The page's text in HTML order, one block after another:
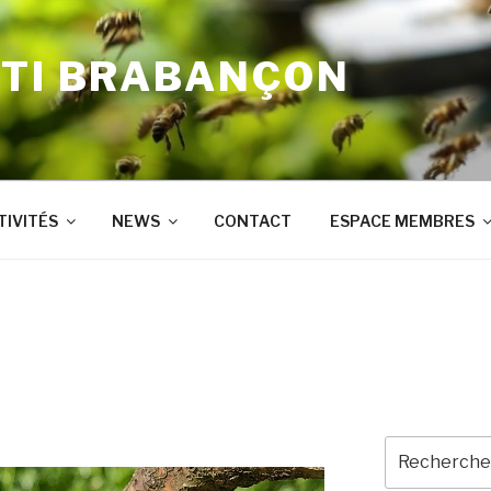
BRABANÇON
NEWS CONTACT ESPACE MEMBRES
pour